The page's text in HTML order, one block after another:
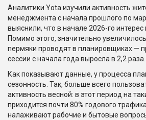
Аналитики Yota изучили активность
менеджмента с начала прошлого по
выяснили, что в начале 2026-го интерес
Помимо этого, значительно
пермяки проводят в планировщиках —
сессии с начала года выросла в 2,2 раза.
Как показывают данные, у процесса
сезонность. Так, больше всего
активность весной: в этот период на
приходится почти 80% годового
налаживают рабочие и бытовые